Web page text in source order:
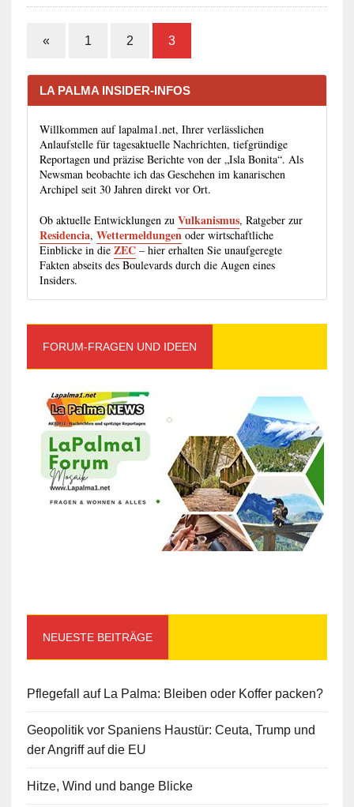
« 1 2 3
LA PALMA INSIDER-INFOS
Willkommen auf lapalma1.net, Ihrer verlässlichen
Anlaufstelle für tagesaktuelle Nachrichten, tiefgründige
Reportagen und präzise Berichte von der „Isla Bonita“. Als
Newsman beobachte ich das Geschehen im kanarischen
Archipel seit 30 Jahren direkt vor Ort.
Ob aktuelle Entwicklungen zu Vulkanismus, Ratgeber zur
Residencia, Wettermeldungenoder wirtschaftliche
Einblicke in die ZEC– hier erhalten Sie unaufgeregte
Fakten abseits des Boulevards durch die Augen eines
Insiders.
FORUM-FRAGEN UND IDEEN
NEUESTE BEITRÄGE
Pflegefall auf La Palma: Bleiben oder Koffer packen?
Geopolitik vor Spaniens Haustür: Ceuta, Trump und
der Angriff auf die EU
Hitze, Wind und bange Blicke